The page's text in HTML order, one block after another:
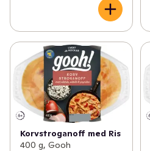
Korvstroganoff med Ris
400 g, Gooh